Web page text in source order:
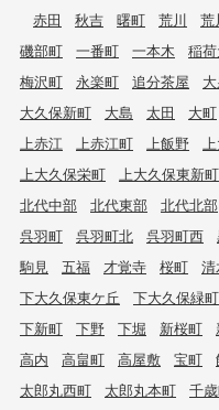
赤田 秋吉 曙町 荒川 荒
磯部町
一番町 一本木 稲
梅沢町
永楽町 追分茶屋
大久保新町
大島 太田 大町
上赤江
上赤江町 上飯野
上大久保栄町
上大久保東新町
北代中部
北代東部 北代北部
呉羽町
呉羽町北 呉羽町西
駒見
五福 才覚寺 桜町 清
下大久保東ケ丘
下大久保緑町
下新町
下野 下堀 新桜町
高内
高畠町 高屋敷 宝町
太郎丸西町
太郎丸本町 千